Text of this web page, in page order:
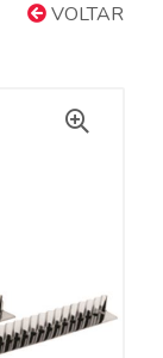
VOLTAR